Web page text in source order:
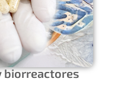
biorreactores